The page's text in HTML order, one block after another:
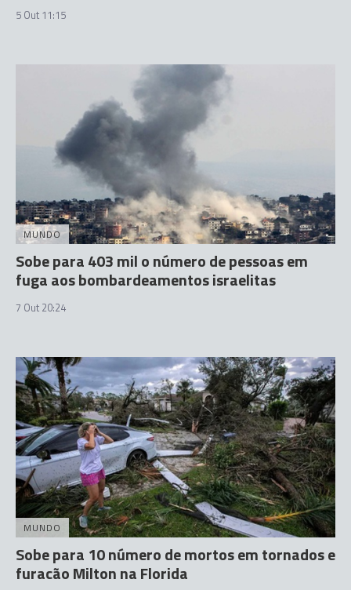
5 Out 11:15
MUNDO
Sobe para 403 mil o número de pessoas em
fuga aos bombardeamentos israelitas
7 Out 20:24
MUNDO
Sobe para 10 número de mortos em tornados e
furacão Milton na Florida